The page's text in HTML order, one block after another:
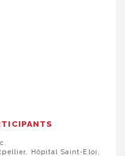
Hôpital Saint-Eloi,